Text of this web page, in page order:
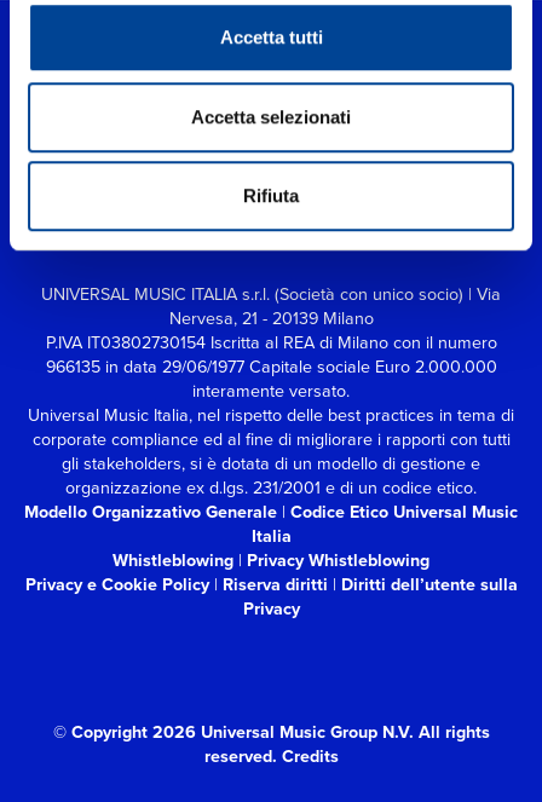
Accetta tutti
Accetta selezionati
Rifiuta
UNIVERSAL MUSIC ITALIA s.r.l. (Società con unico socio) | Via
Nervesa, 21 - 20139 Milano
P.IVA IT03802730154 Iscritta al REA di Milano con il numero
966135 in data 29/06/1977Capitale sociale Euro 2.000.000
interamente versato.
Universal Music Italia, nel rispetto delle best practices in tema di
corporate compliance ed al fine di migliorare i rapporti con tutti
gli stakeholders,si è dotata di un modello di gestione e
organizzazione ex d.lgs. 231/2001 e di un codice etico.
Modello Organizzativo Generale | Codice Etico Universal Music
Italia
Whistleblowing | Privacy Whistleblowing
Privacy e Cookie Policy| Riserva diritti | Diritti dell’utente sulla
Privacy
© Copyright 2026 Universal Music Group N.V. All rights
reserved. Credits